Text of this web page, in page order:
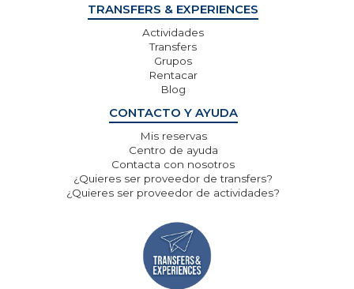
TRANSFERS & EXPERIENCES
Actividades
Transfers
Grupos
Rentacar
Blog
CONTACTO Y AYUDA
Mis reservas
Centro de ayuda
Contacta con nosotros
¿Quieres ser proveedor de transfers?
¿Quieres ser proveedor de actividades?